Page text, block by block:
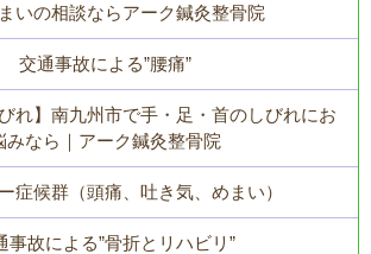
いの相談ならアーク鍼灸整骨院
交通事故による”腰痛”
れ】南九州市で手・足・首のしびれにお
みなら｜アーク鍼灸整骨院
症候群（頭痛、吐き気、めまい）
事故による”骨折とリハビリ”